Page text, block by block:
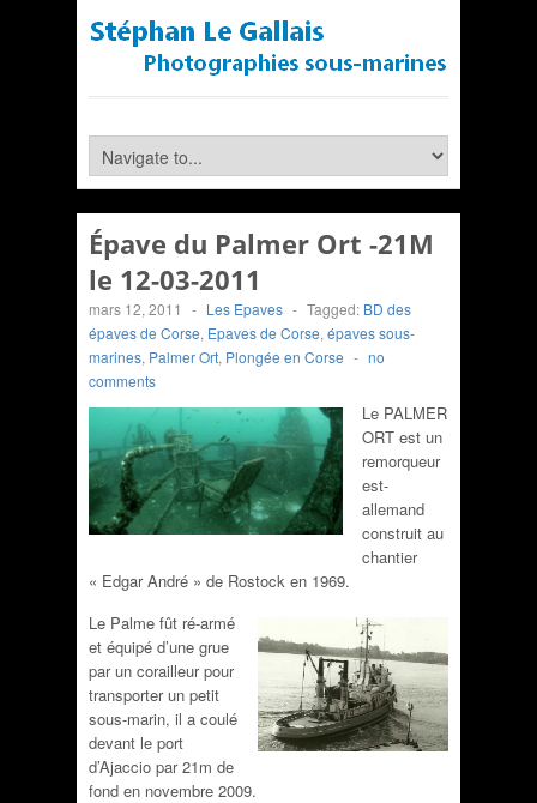
Épave du Palmer Ort -21M
le 12-03-2011
mars 12, 2011 - Les Epaves - Tagged: BD des
épaves de Corse, Epaves de Corse, épaves sous-
marines, Palmer Ort, Plongée en Corse - no
comments
Le PALMER
ORT est un
remorqueur
est-
allemand
construit au
chantier
« Edgar André » de Rostock en 1969.
Le Palme fût ré-armé
et équipé d’une grue
par un corailleur pour
transporter un petit
sous-marin, il a coulé
devant le port
d’Ajaccio par 21m de
fond en novembre 2009.